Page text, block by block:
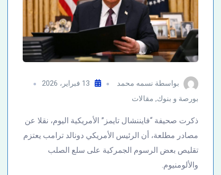
بواسطة نسمه محمد
13 فبراير، 2026
بورصة و بنوك, مقالات
ذكرت صحيفة “فايننشال تايمز” الأمريكية اليوم، نقلا عن
مصادر مطلعة، أن الرئيس الأمريكي دونالد ترامب يعتزم
تقليص بعض الرسوم الجمركية على سلع الصلب
والألومنيوم.